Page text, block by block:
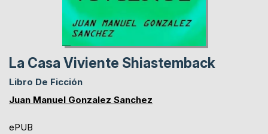
images
images
La Casa Viviente Shiastemback
Libro De Ficción
Juan Manuel Gonzalez Sanchez
ePUB